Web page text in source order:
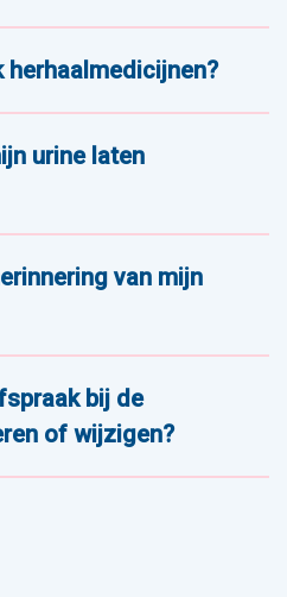
herhaalmedicijnen?
urine laten
van mijn
bij de
of wijzigen?